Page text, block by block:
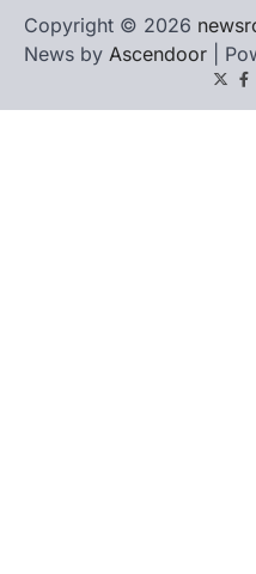
Copyright © 2026
News by Ascendoor |